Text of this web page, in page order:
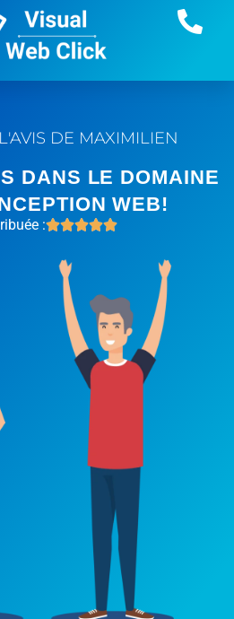
DE MAXIMILIEN
DANS LE DOMAINE
WEB!
: